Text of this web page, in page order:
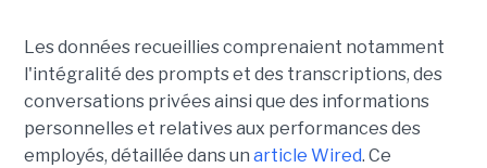
Les données recueillies comprenaient notamment
l'intégralité des prompts et des transcriptions, des
conversations privées ainsi que des informations
personnelles et relatives aux performances des
employés, détaillée dans un article Wired. Ce